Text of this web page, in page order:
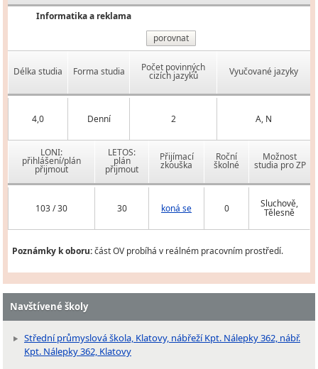
Informatika a reklama
porovnat
Délka studia Forma studia Počet povinných
cizích jazyků Vyučované jazyky
4,0 Denní 2 A, N
LONI:
přihlášení/plán
přijmout
LETOS:
plán
přijmout
Přijímací
zkouška
Roční
školné
Možnost
studia pro ZP
103 / 30 30 koná se 0 Sluchově,
Tělesně
Poznámky k oboru:část OV probíhá v reálném pracovním prostředí.
Navštívené školy
Střední průmyslová škola, Klatovy, nábřeží Kpt. Nálepky 362, nábř.
Kpt. Nálepky 362, Klatovy